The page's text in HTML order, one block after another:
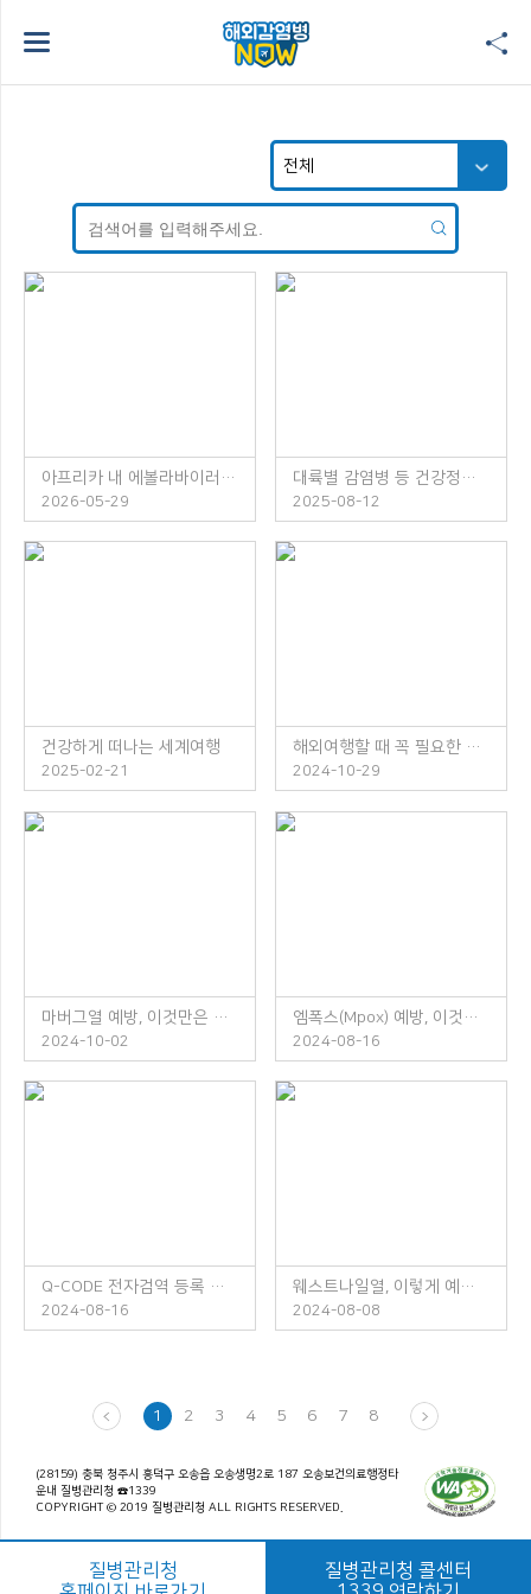
아프리카 내 에볼라바이러스병 발생 주의!
2026-05-29
대륙별 감염병 등 건강정보 소책자 발간 안내
2025-08-12
건강하게 떠나는 세계여행
2025-02-21
해외여행할 때 꼭 필요한 체크리스트
2024-10-29
마버그열 예방, 이것만은 꼭 지켜주세요!
2024-10-02
엠폭스(Mpox) 예방, 이것만은 꼭 지켜주세요!
2024-08-16
Q-CODE 전자검역 등록 안내
2024-08-16
웨스트나일열, 이렇게 예방하세요!
2024-08-08
1 2 3 4 5 6 7 8
(28159) 충북 청주시 흥덕구 오송읍 오송생명2로 187 오송보건의료행정타
운내 질병관리청 ☎1339
COPYRIGHT © 2019 질병관리청 ALL RIGHTS RESERVED.
질병관리청
질병관리청 콜센터